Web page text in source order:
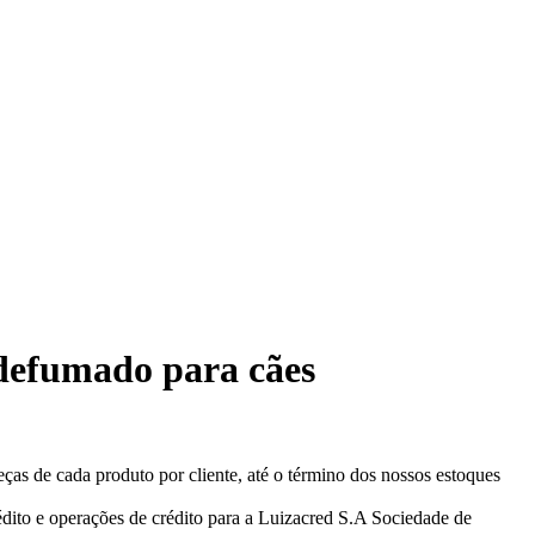
para cães
de cada produto por cliente, até o término dos nossos estoques
e operações de crédito para a Luizacred S.A Sociedade de